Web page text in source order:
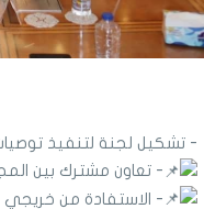
- تشكيل لجنة لتنفيذ
- تعاون مشترك بين
- الاستفادة من خريجي